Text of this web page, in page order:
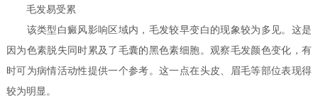
毛发易受累
该类型白癜风影响区域内，毛发较早变白的现象较为多见。这是
因为色素脱失同时累及了毛囊的黑色素细胞。观察毛发颜色变化，有
时可为病情活动性提供一个参考。这一点在头皮、眉毛等部位表现得
较为明显。